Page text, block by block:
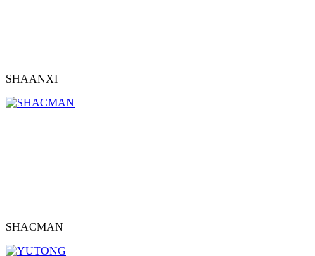
SHAANXI
SHACMAN